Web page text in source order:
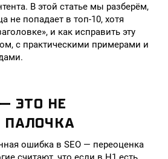
В этой статье мы разберём,
не попадает в топ-10, хотя
и как исправить эту
с практическими примерами и
ЭТО НЕ
ошибка в SEO — переоценка